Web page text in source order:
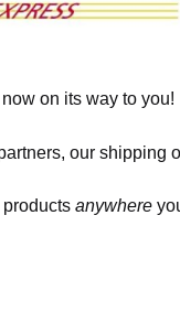
on its way to you!
our shipping
anywhere